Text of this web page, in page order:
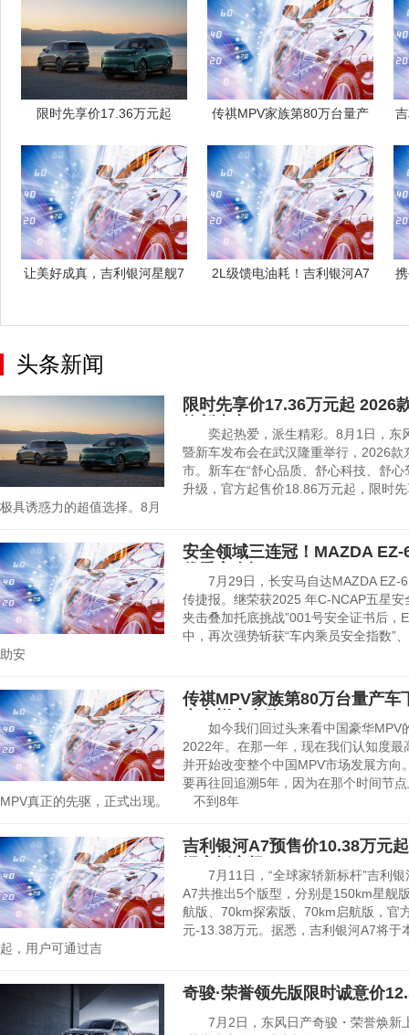
限时先享价17.36万元起
传祺MPV家族第80万台量产
让美好成真，吉利银河星舰7
2L级馈电油耗！吉利银河A7
头条新闻
限时先享价17.36万元起 2026
奕起热爱，派生精彩。8月1日，东
暨新车发布会在武汉隆重举行，2026
市。新车在“舒心品质、舒心科技、舒
升级，官方起售价18.86万元起，限时
极具诱惑力的超值选择。8月
安全领域三连冠！MAZDA
7月29日，长安马自达MAZDA EZ-6
传捷报。继荣获2025 年C-NCAP五星
夹击叠加托底挑战”001号安全证书后，
中，再次强势斩获“车内乘员安全指数”
助安
传祺MPV家族第80万台量产车
如今我们回过头来看中国豪华MPV
2022年。在那一年，现在我们认知度
并开始改变整个中国MPV市场发展方向
要再往回追溯5年，因为在那个时间节
MPV真正的先驱，正式出现。 不到8年
吉利银河A7预售价10.38万元
7月11日，“全球家轿新标杆”吉利银
A7共推出5个版型，分别是150km星舰
航版、70km探索版、70km启航版，官
元-13.38万元。据悉，吉利银河A7
起，用户可通过吉
奇骏·荣誉领先版限时诚意价
7月2日，东风日产奇骏・荣誉焕新